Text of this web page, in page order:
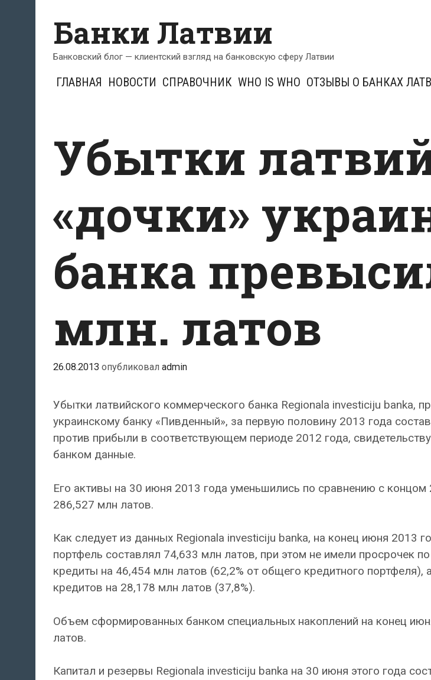
содержимому
Банки Латвии
Банковский блог — клиентский взгляд на банковскую сферу Латвии
ГЛАВНАЯ НОВОСТИ СПРАВОЧНИК WHO IS WHO ОТЗЫВЫ О БАНКАХ
Убытки
«дочки»
банка
млн. латов
26.08.2013 опубликовал admin
Убытки латвийского коммерческого банка Regionala investiciju banka,
украинскому банку «Пивденный», за первую половину 2013 года
против прибыли в соответствующем периоде 2012 года,
банком данные.
Его активы на 30 июня 2013 года уменьшились по сравнению с концом
286,527 млн латов.
Как следует из данных Regionala investiciju banka, на конец июня 2013
портфель составлял 74,633 млн латов, при этом не имели просрочек
кредиты на 46,454 млн латов (62,2% от общего кредитного
кредитов на 28,178 млн латов (37,8%).
Объем сформированных банком специальных накоплений на конец
латов.
Капитал и резервы Regionala investiciju banka на 30 июня этого года